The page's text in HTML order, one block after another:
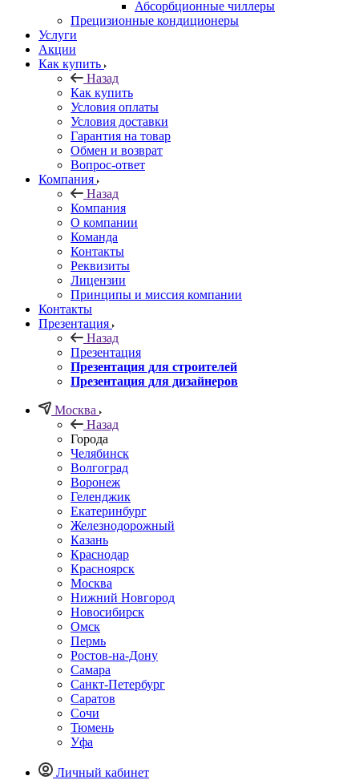
Абсорбционные чиллеры
Прецизионные кондиционеры
Услуги
Акции
Как купить
Назад
Как купить
Условия оплаты
Условия доставки
Гарантия на товар
Обмен и возврат
Вопрос-ответ
Компания
Назад
Компания
О компании
Команда
Контакты
Реквизиты
Лицензии
Принципы и миссия компании
Контакты
Презентация
Назад
Презентация
Презентация для строителей
Презентация для дизайнеров
Москва
Назад
Города
Челябинск
Волгоград
Воронеж
Геленджик
Екатеринбург
Железнодорожный
Казань
Краснодар
Красноярск
Москва
Нижний Новгород
Новосибирск
Омск
Пермь
Ростов-на-Дону
Самара
Санкт-Петербург
Саратов
Сочи
Тюмень
Уфа
Личный кабинет